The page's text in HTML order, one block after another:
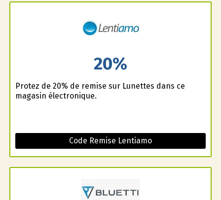
20%
Profitez de 20% de remise sur Lunettes dans ce
magasin électronique.
Code Remise Lentiamo